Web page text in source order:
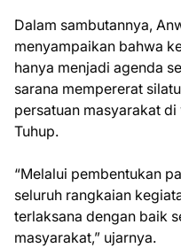
Dalam sambutannya,
menyampaikan bahwa
hanya menjadi agenda
sarana mempererat
persatuan masyarakat
Tuhup.
“Melalui pembentukan
seluruh rangkaian
terlaksana dengan baik
masyarakat,” ujarnya.